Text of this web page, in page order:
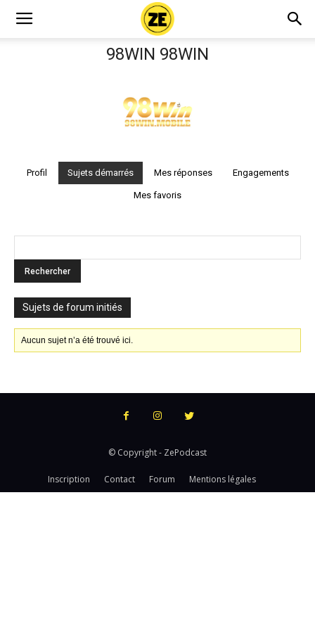
98WIN 98WIN
Profil Sujets démarrés Mes réponses Engagements
Mes favoris
Sujets de forum initiés
Aucun sujet n’a été trouvé ici.
© Copyright - ZePodcast
Inscription Contact Forum Mentions légales